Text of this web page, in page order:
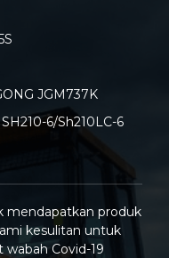
JGM737K
6/Sh210LC-6
mendapatkan produk
kesulitan untuk
Covid-19